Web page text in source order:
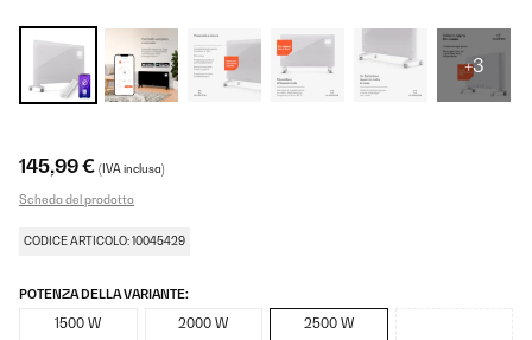
+3
145,99 € (IVA inclusa)
Scheda del prodotto
CODICE ARTICOLO: 10045429
POTENZA DELLA VARIANTE:
1500 W 2000 W 2500 W